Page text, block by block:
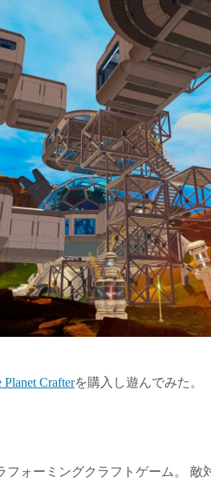
Planet Crafterを購入し遊んでみた。
フォーミングクラフトゲーム。